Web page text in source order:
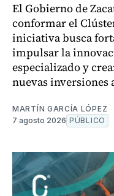
El Gobierno de
conformar el
iniciativa busca
impulsar la
especializado y
nuevas inversiones
MARTÍN GARCÍA LÓPEZ
7 agosto 2026 PÚBLICO